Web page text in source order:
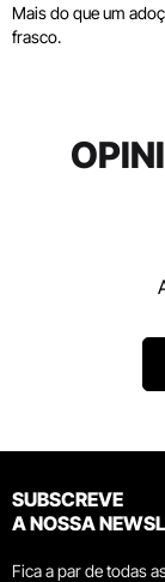
Mais do que um
frasco.
SUBSCREVE
A NOSSA
Fica a par de todas